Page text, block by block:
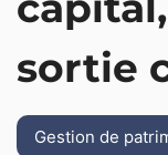
sortie
Gestion de